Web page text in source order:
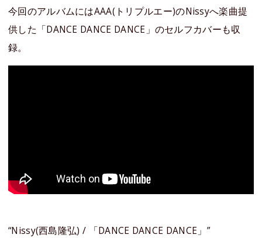
今回のアルバムにはAAA(トリプルエー)のNissyへ楽曲提
供した「DANCE DANCE DANCE」のセルフカバーも収
録。
“Nissy(西島隆弘) / 「DANCE DANCE DANCE」”